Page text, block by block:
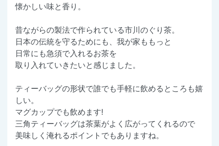
懐かしい味と香り。
昔ながらの製法で作られている市川のぐり茶。
日本の伝統を守るためにも、我が家ももっと
日常にも急須で入れるお茶を
取り入れていきたいと感じました。
ティーバッグの形状で誰でも手軽に飲めるところも嬉
しい。
マグカップでも飲めます!
三角ティーバッグは茶葉がよく広がってくれるので
美味しく淹れるポイントでもありますね。